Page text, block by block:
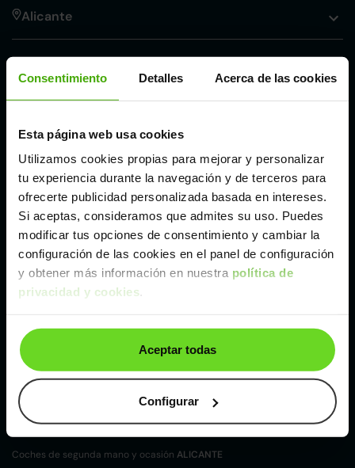
Consentimiento Detalles Acerca de las cookies
Esta página web usa cookies
Utilizamos cookies propias para mejorar y personalizar
tu experiencia durante la navegación y de terceros para
ofrecerte publicidad personalizada basada en intereses.
Si aceptas, consideramos que admites su uso. Puedes
modificar tus opciones de consentimiento y cambiar la
configuración de las cookies en el panel de configuración
y obtener más información en nuestra política de
privacidad y cookies.
Aceptar todas
Configurar
Alicante
Málaga
Valencia
Zaragoza
Volkswagen Golf de segunda mano y ocasión
Coches desegunda mano y ocasión por
localización
Coches de segunda mano y ocasiónALBACETE
Coches de segunda mano y ocasión ALICANTE